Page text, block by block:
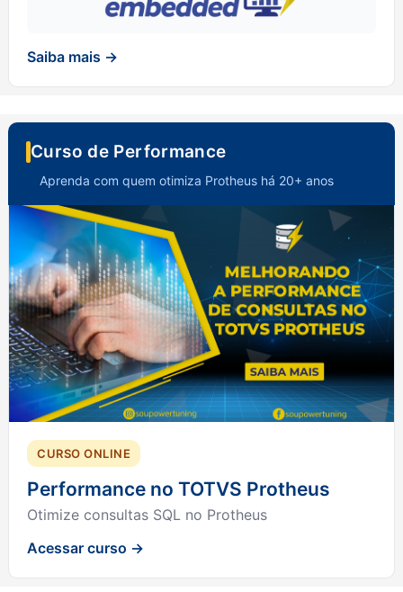
Saiba mais →
Curso de Performance
Aprenda com quem otimiza Protheus há 20+ anos
CURSO ONLINE
Performance no TOTVS Protheus
Otimize consultas SQL no Protheus
Acessar curso →